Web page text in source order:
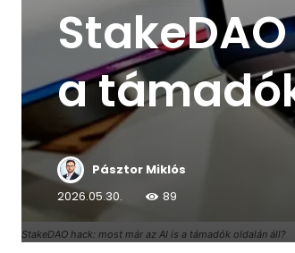
StakeDAO hack: most már az AI is a támadók oldalán áll?
a
Pásztor Miklós
2026.05.30.
89